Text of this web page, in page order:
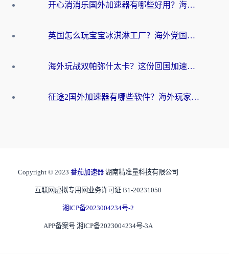
开心消消乐国外加速器有哪些好用？海外党亲测不踩坑指南（附塔瑞斯世界Online流畅技巧）
英国怎么玩宝宝冰淇淋工厂？海外党国服游戏加速避坑指南（附挪威装甲风暴解决方案）
海外玩战双帕弥什太卡？这份回国加速器终极指南帮你告别延迟（附打球球大作战古今江湖加速方案）
征途2国外加速器有哪些软件？海外玩家亲测实用指南（附非洲梦幻西游加速技巧）
Copyright © 2023 番茄加速器 湖南精准量科技有限公司
互联网虚拟专用网业务许可证 B1-20231050
湘ICP备2023004234号-2
APP备案号 湘ICP备2023004234号-3A